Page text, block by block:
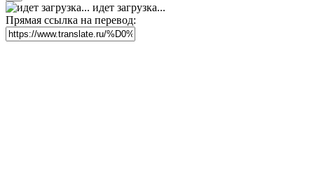
идет загрузка...
Прямая ссылка на перевод: